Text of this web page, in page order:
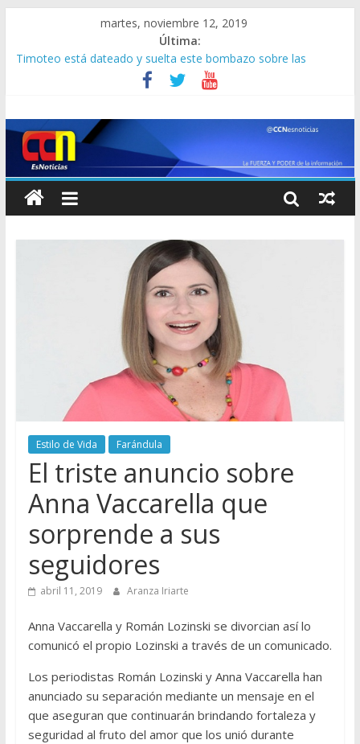
martes, noviembre 12, 2019
Última:
Timoteo está dateado y suelta este bombazo sobre las
parlamentarias ( +en la “mesita” ya saben cómo es todo)
La Gobernación de Miranda habría montado trágico concierto
Estos tres venezolanos fueron detenidos en Perú por robar un
Rolex, pero cortaron los barrotes de la celda y se fugaron
“Chiruli” y “Lente”, integrantes del “Tren de Aragua”, abatidos
en Los Teques al enfrentarse al CICPC
Jair Bolsonaro abandona el partido que lo llevó al poder en
Brasil
Estilo de Vida Farándula
El triste anuncio sobre
Anna Vaccarella que
sorprende a sus
seguidores
abril 11, 2019 Aranza Iriarte
Anna Vaccarella y Román Lozinski se divorcian así lo
comunicó el propio Lozinski a través de un comunicado.
Los periodistas Román Lozinski y Anna Vaccarella han
anunciado su separación mediante un mensaje en el
que aseguran que continuarán brindando fortaleza y
seguridad al fruto del amor que los unió durante